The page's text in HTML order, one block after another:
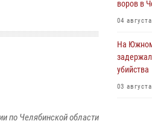
по Челябинской области
воров в
04
На Южном
убийства
03